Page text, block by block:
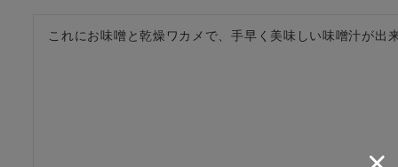
これにお味噌と乾燥ワカメで、手早く美味しい味噌汁が出